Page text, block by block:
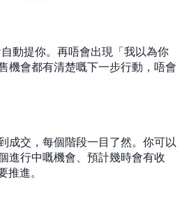
動提你。再唔會出現「我以為你
機會都有清楚嘅下一步行動，唔會
成交，每個階段一目了然。你可以
進行中嘅機會、預計幾時會有收
推進。